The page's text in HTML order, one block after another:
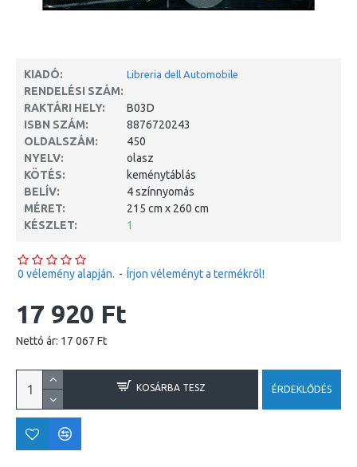
KIADÓ: Libreria dell Automobile
RENDELÉSI SZÁM:
RAKTÁRI HELY:
B03D
ISBN SZÁM:
8876720243
OLDALSZÁM:
450
NYELV:
olasz
KÖTÉS:
keménytáblás
BELÍV:
4 színnyomás
MÉRET:
215 cm x 260 cm
KÉSZLET:
1
0 vélemény alapján. - Írjon véleményt a termékről!
17 920 Ft
Nettó ár: 17 067 Ft
KOSÁRBA TESZ ÉRDEKLŐDÉS